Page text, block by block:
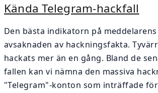
Kända Telegram-hackfall
Den bästa indikatorn på
avsaknaden av hackningsfakta.
hackats mer än en gång. Bland de
fallen kan vi nämna den massiva
"Telegram"-konton som inträffade